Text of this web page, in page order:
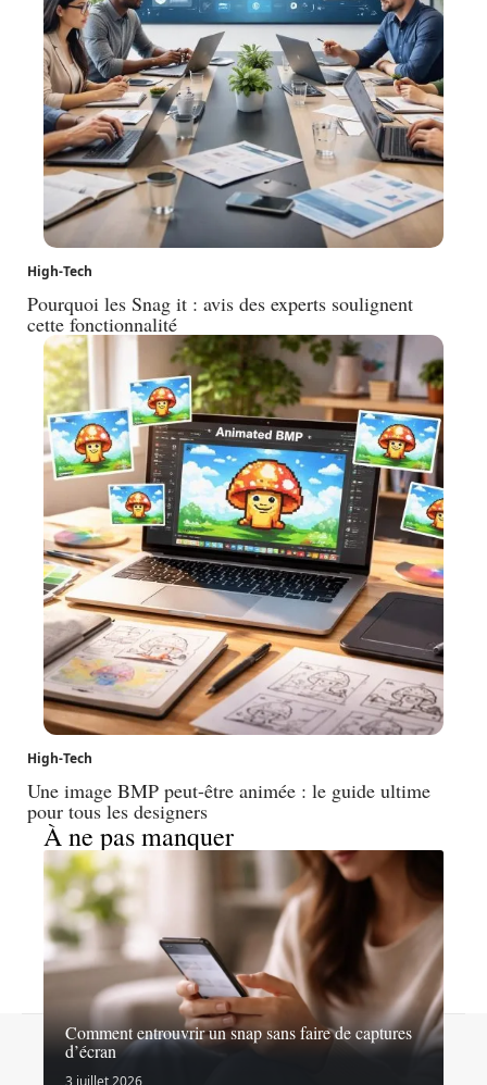
High-Tech
Pourquoi les Snag it : avis des experts soulignent
cette fonctionnalité
High-Tech
Une image BMP peut-être animée : le guide ultime
pour tous les designers
À ne pas manquer
Comment entrouvrir un snap sans faire de captures
d’écran
3 juillet 2026
Contact Mentions légales Sitemap